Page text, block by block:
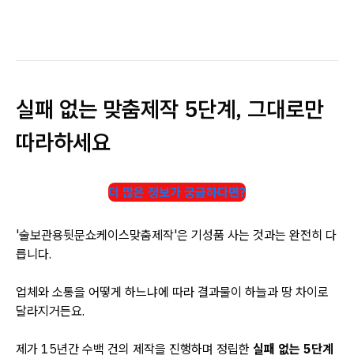
실패 없는 맞춤제작 5단계, 그대로만
따라하세요
더 많은 정보가 궁금하다면?
'술보관용뒷문쇼케이스맞춤제작'은 기성품 사는 것과는 완전히 다
릅니다.
업체와 소통을 어떻게 하느냐에 따라 결과물이 하늘과 땅 차이로
달라지거든요.
제가 15년간 수백 건의 제작을 진행하며 정립한 실패 없는 5단계